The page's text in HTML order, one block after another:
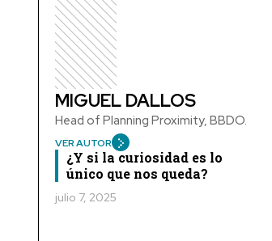
MIGUEL DALLOS
Head of Planning Proximity, BBDO.
VER AUTOR
¿Y si la curiosidad es lo
único que nos queda?
julio 7, 2025